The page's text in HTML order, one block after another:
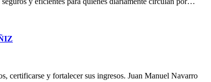
certificarse y fortalecer sus ingresos. Juan Manuel Navarro